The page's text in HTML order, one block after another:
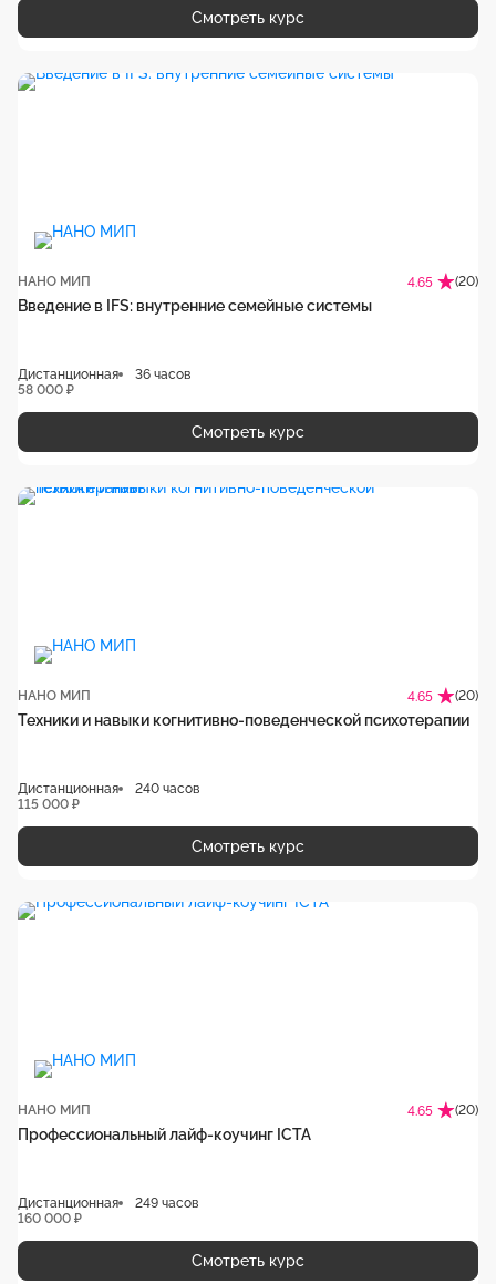
Смотреть курс
НАНО МИП 4.65 (20)
Введение в IFS: внутренние семейные системы
Дистанционная
36 часов
58 000 ₽
Смотреть курс
НАНО МИП 4.65 (20)
Техники и навыки когнитивно-поведенческой психотерапии
Дистанционная
240 часов
115 000 ₽
Смотреть курс
НАНО МИП 4.65 (20)
Профессиональный лайф-коучинг ICTA
Дистанционная
249 часов
160 000 ₽
Смотреть курс